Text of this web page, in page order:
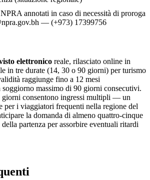
annotati in caso di necessità di proroga
— (+973) 17399756
elettronico reale, rilasciato online in
in tre durate (14, 30 o 90 giorni) per turismo
raggiunge fino a 12 mesi
soggiorno massimo di 90 giorni consecutivi.
giorni consentono ingressi multipli — un
per i viaggiatori frequenti nella regione del
la domanda di almeno quattro-cinque
partenza per assorbire eventuali ritardi